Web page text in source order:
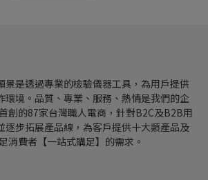
景是透過專業的檢驗儀器工具，為用戶提供
環境。品質、專業、服務、熱情是我們的企
創的87家台灣職人電商，針對B2C及B2B用
逐步拓展產品線，為客戶提供十大類產品及
消費者【一站式購足】的需求。